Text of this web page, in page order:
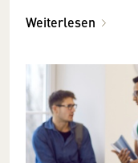
Weiterlesen